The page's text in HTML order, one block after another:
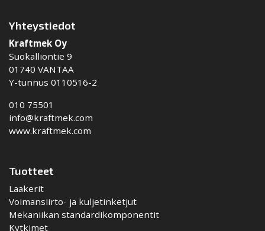
Yhteystiedot
Kraftmek Oy
Suokalliontie 9
01740 VANTAA
Y-tunnus 0110516-2
010 75501
info@kraftmek.com
www.kraftmek.com
Tuotteet
Laakerit
Voimansiirto- ja kuljetinketjut
Mekaniikan standardikomponentit
Kytkimet